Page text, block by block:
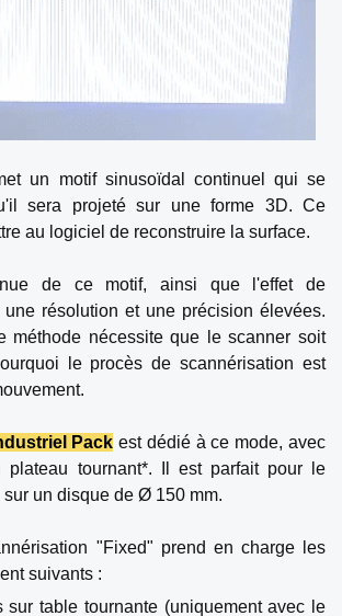
un motif sinusoïdal continuel qui se
sera projeté sur une forme 3D. Ce
au logiciel de reconstruire la surface.
de ce motif, ainsi que l'effet de
une résolution et une précision élevées.
méthode nécessite que le scanner soit
le procès de scannérisation est
Pack est dédié à ce mode, avec
plateau tournant*. Il est parfait pour le
un disque de Ø 150 mm.
"Fixed" prend en charge les
suivants :
sur table tournante (uniquement avec le